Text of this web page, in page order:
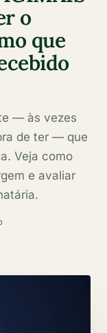
o
que
— às vezes
de ter — que
Veja como
e avaliar